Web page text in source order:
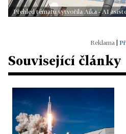
Přehled tématu vytvořila Aika - AI
Související články